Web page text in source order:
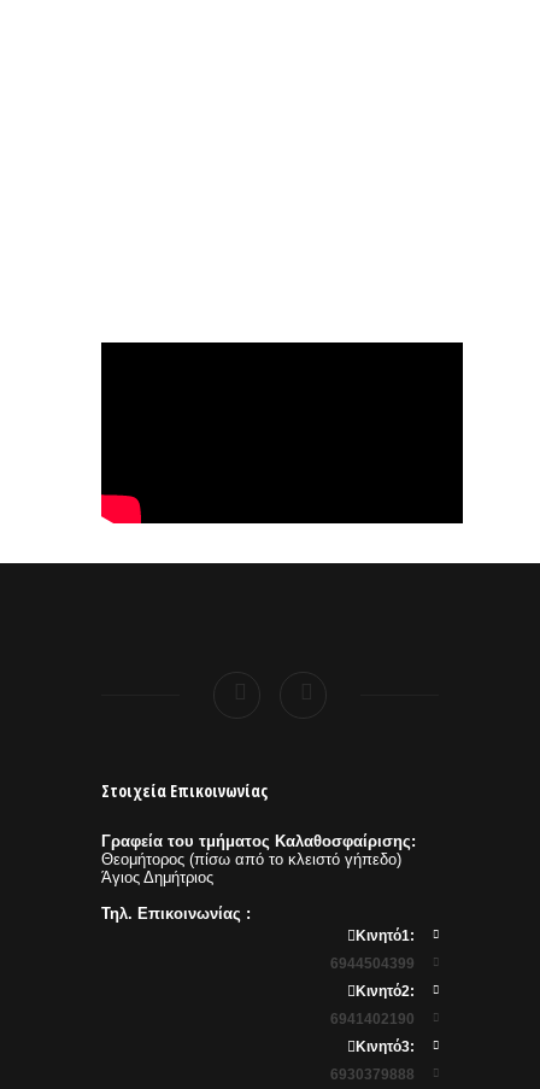
Στοιχεία Επικοινωνίας
Γραφεία του τμήματος Καλαθοσφαίρισης:
Θεομήτορος (πίσω από το κλειστό γήπεδο)
Άγιος Δημήτριος
Τηλ. Επικοινωνίας :
Κινητό1:
6944504399
Κινητό2:
6941402190
Κινητό3:
6930379888